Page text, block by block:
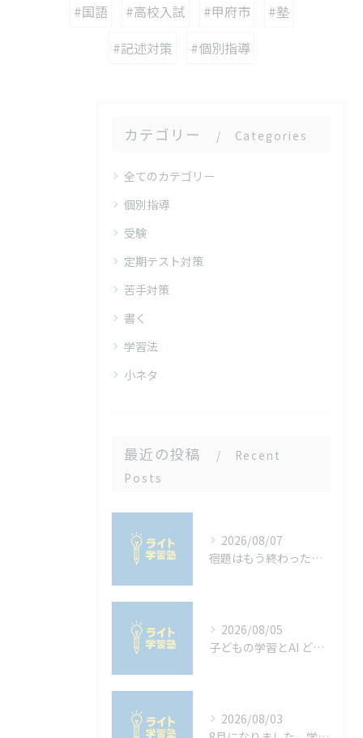
#国語 #高校入試 #甲府市
#塾
#記述対策
#個別指導
カテゴリー Categories
全てのカテゴリー
個別指導
受験
定期テスト対策
苦手対策
書く
学習法
小ネタ
最近の投稿
Recent
Posts
2026/08/07
宿題はもう終わった？山梨の中学生が知っておきたい「内申点」と夏休みの宿題の関係
2026/08/05
子どもの学習とAI どう向き合うべきか
2026/08/03